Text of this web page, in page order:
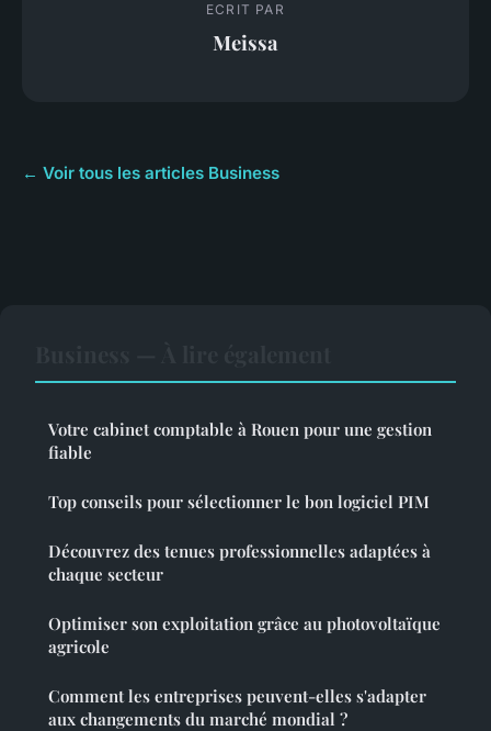
ECRIT PAR
Meissa
← Voir tous les articles Business
Votre cabinet comptable à Rouen pour une gestion
fiable
Top conseils pour sélectionner le bon logiciel PIM
Découvrez des tenues professionnelles adaptées à
chaque secteur
Optimiser son exploitation grâce au photovoltaïque
agricole
Comment les entreprises peuvent-elles s'adapter
aux changements du marché mondial ?